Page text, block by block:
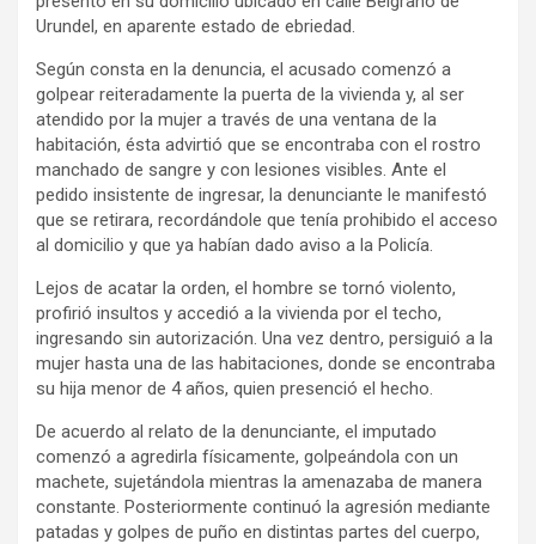
Urundel, en aparente estado de ebriedad.
Según consta en la denuncia, el acusado comenzó a
golpear reiteradamente la puerta de la vivienda y, al ser
atendido por la mujer a través de una ventana de la
habitación, ésta advirtió que se encontraba con el rostro
manchado de sangre y con lesiones visibles. Ante el
pedido insistente de ingresar, la denunciante le manifestó
que se retirara, recordándole que tenía prohibido el acceso
al domicilio y que ya habían dado aviso a la Policía.
Lejos de acatar la orden, el hombre se tornó violento,
profirió insultos y accedió a la vivienda por el techo,
ingresando sin autorización. Una vez dentro, persiguió a la
mujer hasta una de las habitaciones, donde se encontraba
su hija menor de 4 años, quien presenció el hecho.
De acuerdo al relato de la denunciante, el imputado
comenzó a agredirla físicamente, golpeándola con un
machete, sujetándola mientras la amenazaba de manera
constante. Posteriormente continuó la agresión mediante
patadas y golpes de puño en distintas partes del cuerpo,